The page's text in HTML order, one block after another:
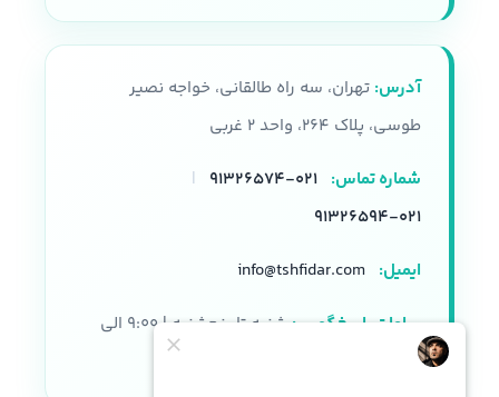
آدرس: تهران، سه راه طالقانی، خواجه نصیر
طوسی، پلاک ۲۶۴، واحد ۲ غربی
شماره تماس: ۰۲۱-۹۱۳۲۶۵۷۴
|
۰۲۱-۹۱۳۲۶۵۹۴
ایمیل: info@tshfidar.com
ساعات پاسخگویی:
شنبه تا پنجشنبه | ۹:۰۰ الی
۱۸:۰۰